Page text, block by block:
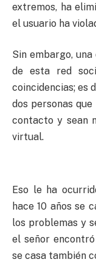
extremos, ha
el usuario ha
Sin embargo,
de esta red
coincidencias; es
dos personas
contacto y sean
virtual.
Eso le ha
hace 10 años se
los problemas y
el señor
se casa también